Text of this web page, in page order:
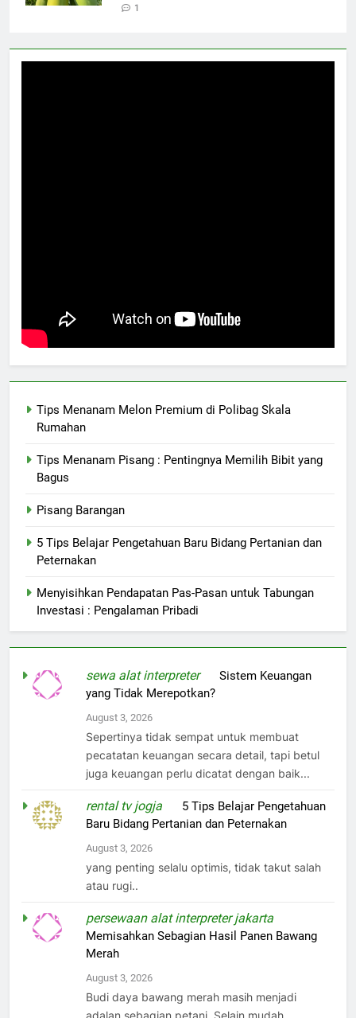
1
Tips Menanam Melon Premium di Polibag Skala
Rumahan
Tips Menanam Pisang : Pentingnya Memilih Bibit yang
Bagus
Pisang Barangan
5 Tips Belajar Pengetahuan Baru Bidang Pertanian dan
Peternakan
Menyisihkan Pendapatan Pas-Pasan untuk Tabungan
Investasi : Pengalaman Pribadi
sewa alat interpreteronSistem Keuangan
yang Tidak Merepotkan?
August 3, 2026
Sepertinya tidak sempat untuk membuat
pecatatan keuangan secara detail, tapi betul
juga keuangan perlu dicatat dengan baik...
rental tv jogja
5 Tips Belajar Pengetahuan
Baru Bidang Pertanian dan Peternakan
August 3, 2026
yang penting selalu optimis, tidak takut salah
atau rugi..
persewaan alat interpreter jakarta
Memisahkan Sebagian Hasil Panen Bawang
Merah
August 3, 2026
Budi daya bawang merah masih menjadi
adalan sebagian petani. Selain mudah,